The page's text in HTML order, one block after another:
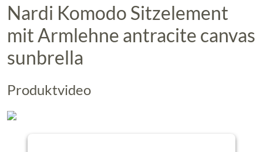
Nardi Komodo Sitzelement
mit Armlehne antracite canvas
sunbrella
Produktvideo